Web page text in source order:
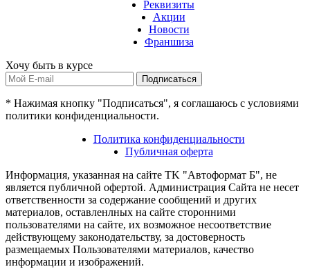
Реквизиты
Акции
Новости
Франшиза
Хочу быть в курсе
Подписаться
* Нажимая кнопку "Подписаться", я соглашаюсь с условиями
политики конфиденциальности.
Политика конфиденциальности
Публичная оферта
Информация, указанная на сайте TK "Автоформат Б", не
является публичной офертой. Администрация Сайта не несет
ответственности за содержание сообщений и других
материалов, оставленлных на сайте сторонними
пользователями на сайте, их возможное несоответствие
действующему законодательству, за достоверность
размещаемых Пользователями материалов, качество
информации и изображений.